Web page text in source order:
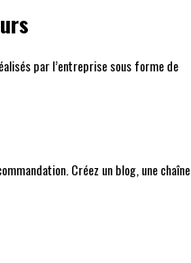
par l’entreprise sous forme de
Créez un blog, une chaîne